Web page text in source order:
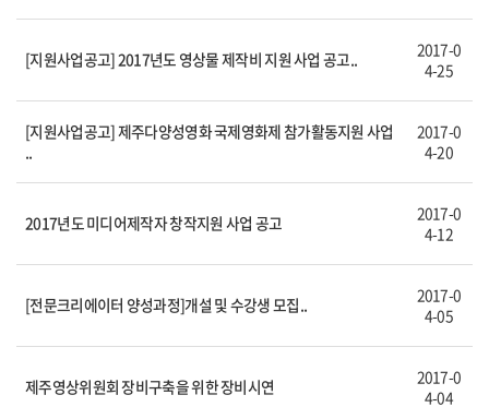
[지원사업공고] 2017년도 영상물 제작비 지원 사업 공고..
2017-0
4-25
[지원사업공고] 제주다양성영화 국제영화제 참가활동지원 사업
..
2017-0
4-20
2017년도 미디어제작자 창작지원 사업 공고
2017-0
4-12
[전문크리에이터 양성과정]개설 및 수강생 모집..
2017-0
4-05
제주영상위원회 장비구축을 위한 장비시연
2017-0
4-04